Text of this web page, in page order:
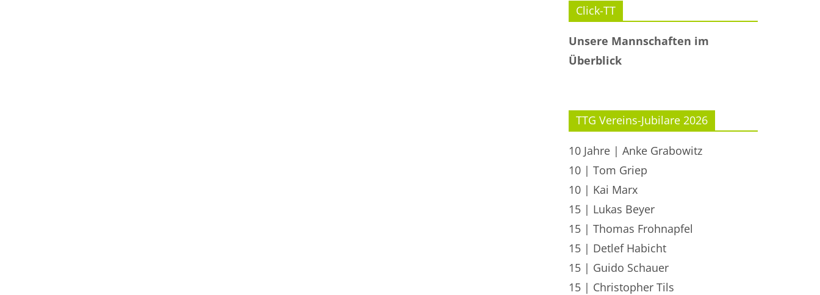
Click-TT
Unsere Mannschaften im
Überblick
TTG Vereins-Jubilare 2026
10 Jahre | Anke Grabowitz
10 | Tom Griep
10 | Kai Marx
15 | Lukas Beyer
15 | Thomas Frohnapfel
15 | Detlef Habicht
15 | Guido Schauer
15 | Christopher Tils